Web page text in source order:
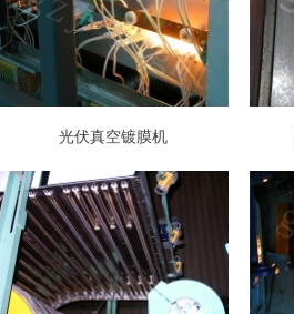
光伏真空镀膜机